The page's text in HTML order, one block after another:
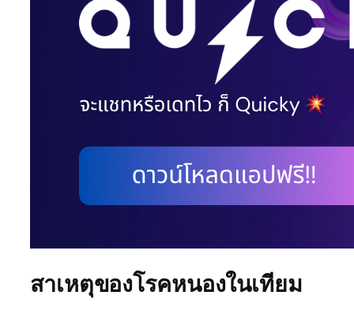
สาเหตุของโรคหนองในเทียม